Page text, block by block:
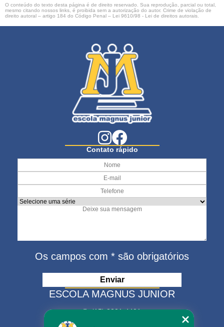
O conteúdo do texto desta página é de direito reservado. Sua reprodução, parcial ou total,
mesmo citando nossos links, é proibida sem a autorização do autor. Crime de violação de
direito autoral – artigo 184 do Código Penal – Lei 9610/98 - Lei de direitos autorais
Contato rápido
Os campos com * são obrigatórios
ESCOLA MAGNUS JUNIOR
(15) 3321-4401